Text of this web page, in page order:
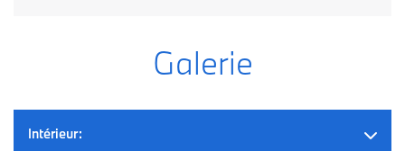
Galerie
Intérieur: